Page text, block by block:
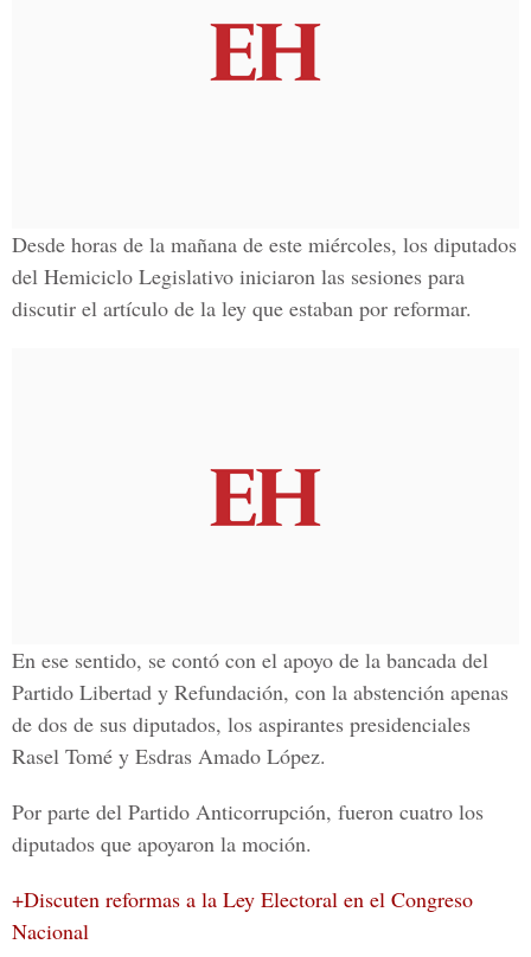
Desde horas de la mañana de este miércoles, los diputados
del Hemiciclo Legislativo iniciaron las sesiones para
discutir el artículo de la ley que estaban por reformar.
En ese sentido, se contó con el apoyo de la bancada del
Partido Libertad y Refundación, con la abstención apenas
de dos de sus diputados, los aspirantes presidenciales
Rasel Tomé y Esdras Amado López.
Por parte del Partido Anticorrupción, fueron cuatro los
diputados que apoyaron la moción.
+Discuten reformas a la Ley Electoral en el Congreso
Nacional